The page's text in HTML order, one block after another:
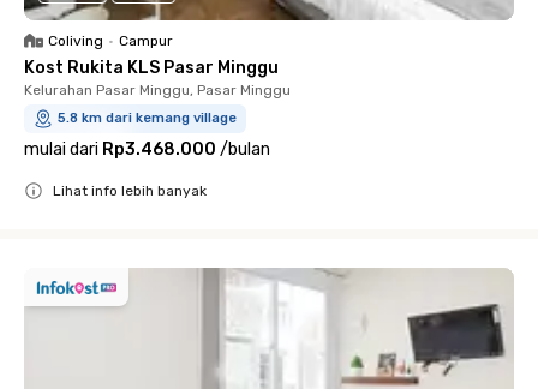
Coliving • Campur
Kost Rukita KLS Pasar Minggu
Kelurahan Pasar Minggu, Pasar Minggu
5.8 km dari kemang village
mulai dari Rp3.468.000 /bulan
Lihat info lebih banyak